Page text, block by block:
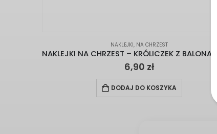
NAKLEJKI, NA CHRZEST
6,90 zł
DODAJ DO KOSZYKA